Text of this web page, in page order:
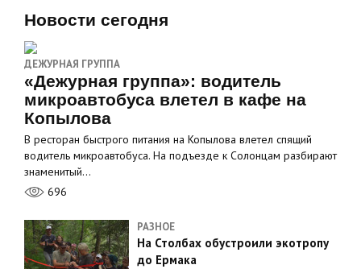
Новости сегодня
ДЕЖУРНАЯ ГРУППА
«Дежурная группа»: водитель
микроавтобуса влетел в кафе на
Копылова
В ресторан быстрого питания на Копылова влетел спящий
водитель микроавтобуса. На подъезде к Солонцам разбирают
знаменитый…
696
РАЗНОЕ
На Столбах обустроили экотропу
до Ермака